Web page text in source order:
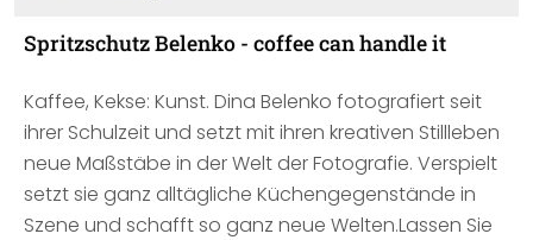
Spritzschutz Belenko - coffee can handle it
Kaffee, Kekse: Kunst. Dina Belenko fotografiert seit
ihrer Schulzeit und setzt mit ihren kreativen Stillleben
neue Maßstäbe in der Welt der Fotografie. Verspielt
setzt sie ganz alltägliche Küchengegenstände in
Szene und schafft so ganz neue Welten.Lassen Sie